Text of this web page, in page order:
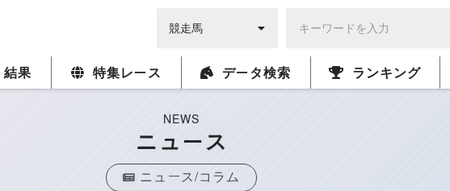
果 特集レース データ検索 ランキング
NEWS
ニュース
ニュース/コラム